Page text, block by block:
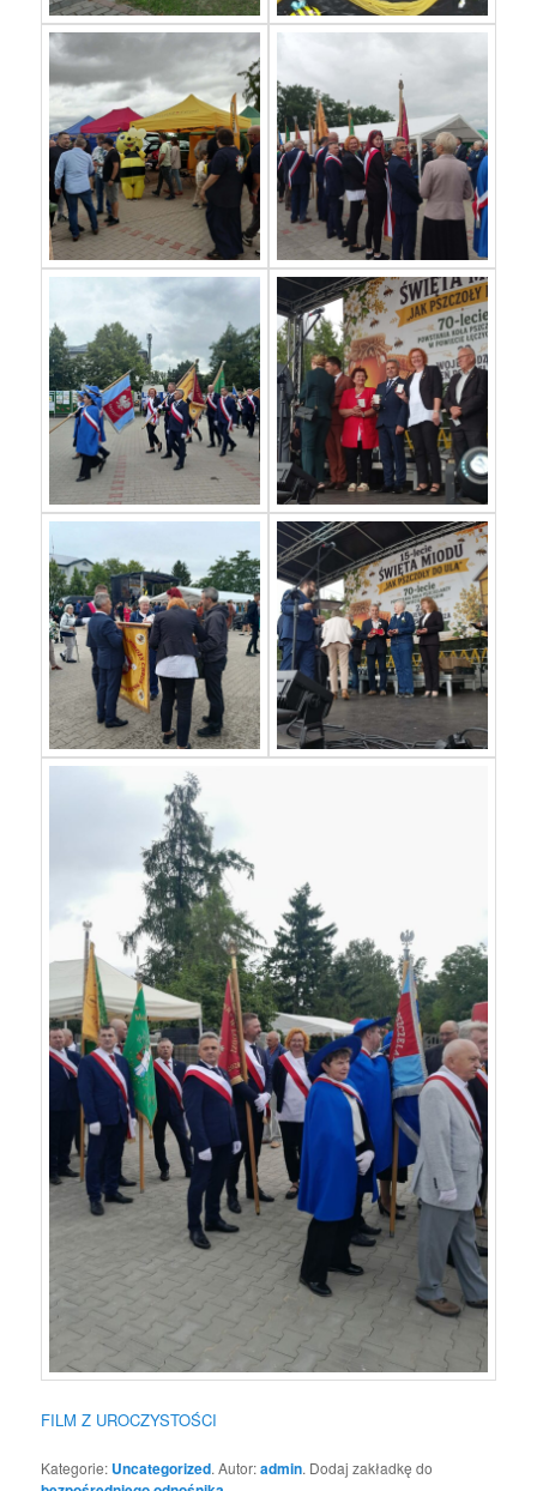
FILM Z UROCZYSTOŚCI
Kategorie: Uncategorized. Autor:admin. Dodaj zakładkę do